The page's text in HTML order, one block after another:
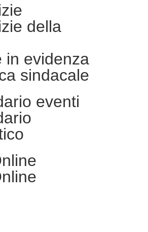
della
in evidenza
sindacale
eventi